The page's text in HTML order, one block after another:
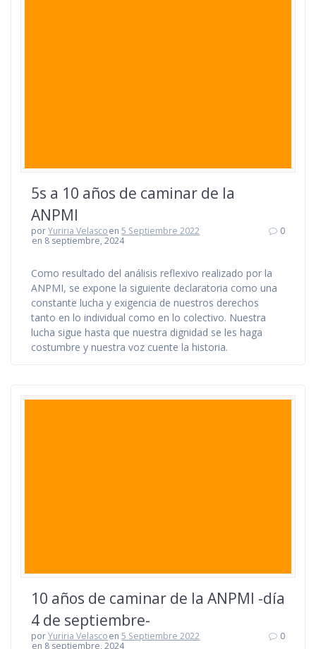
5s a 10 años de caminar de la
ANPMI
porYuriria Velascoen5 Septiembre 2022
en 8 septiembre, 2024
0
Como resultado del análisis reflexivo realizado por la
ANPMI, se expone la siguiente declaratoria como una
constante lucha y exigencia de nuestros derechos
tanto en lo individual como en lo colectivo. Nuestra
lucha sigue hasta que nuestra dignidad se les haga
costumbre y nuestra voz cuente la historia.
10 años de caminar de la ANPMI -día
4 de septiembre-
porYuriria Velascoen5 Septiembre 2022
en 8 septiembre, 2024
0